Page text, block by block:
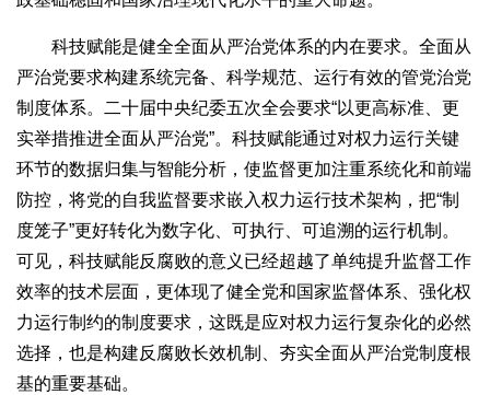
科技赋能是健全全面从严治党体系的内在要求。全面从
严治党要求构建系统完备、科学规范、运行有效的管党治党
制度体系。二十届中央纪委五次全会要求“以更高标准、更
实举措推进全面从严治党”。科技赋能通过对权力运行关键
环节的数据归集与智能分析，使监督更加注重系统化和前端
防控，将党的自我监督要求嵌入权力运行技术架构，把“制
度笼子”更好转化为数字化、可执行、可追溯的运行机制。
可见，科技赋能反腐败的意义已经超越了单纯提升监督工作
效率的技术层面，更体现了健全党和国家监督体系、强化权
力运行制约的制度要求，这既是应对权力运行复杂化的必然
选择，也是构建反腐败长效机制、夯实全面从严治党制度根
基的重要基础。